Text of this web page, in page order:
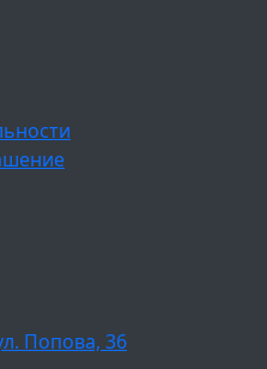
Попова, 36